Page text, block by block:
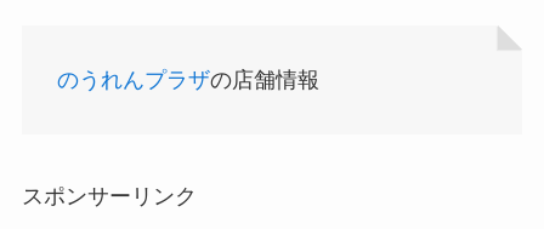
インソールはどこに売ってる？100均やドラッグス
のうれんプラザの店舗情報
スポンサーリンク